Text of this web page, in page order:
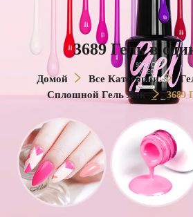
3689 Гель в
Домой Все Категории
Сплошной Гель Лак
3689